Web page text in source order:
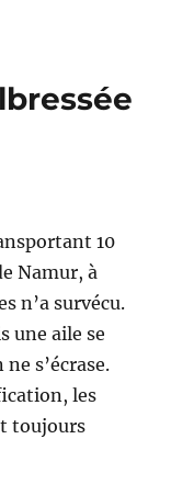
10
Namur, à
n’a survécu.
une aile se
s’écrase.
les
toujours